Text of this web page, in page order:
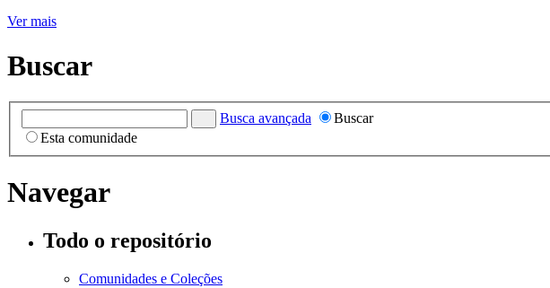
Ver mais
Buscar
Busca avançada
Buscar
Esta comunidade
Navegar
Todo o repositório
Comunidades e Coleções